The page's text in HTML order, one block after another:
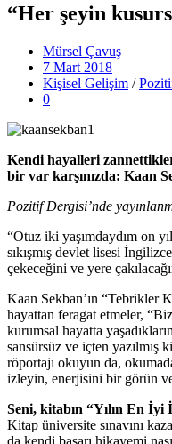
“Her şeyin
Mürsel Çavuş
7 Mart 2018
Kişisel Gelişim /
0
Kendi hayalleri
bir var karşınızda: Kaan
Pozitif Dergisi’nde
“Otuz iki yaşımdaydım on
sıkışmış devlet lisesi
çekeceğini ve yere
Kaan Sekban’ın “Tebrikler
hayattan feragat etmeler,
kurumsal hayatta
sansürsüz ve içten yazılmış
röportajı okuyun da,
izleyin, enerjisini bir görün
Seni, kitabın “Yılın En
Kitap üniversite sınavını
da kendi başarı hikayemi